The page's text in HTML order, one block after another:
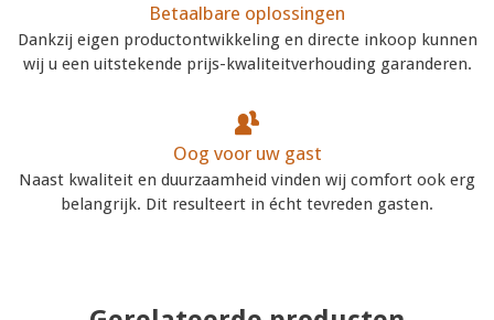
Betaalbare oplossingen
Dankzij eigen productontwikkeling en directe inkoop kunnen
wij u een uitstekende prijs-kwaliteitverhouding garanderen.
Oog voor uw gast
Naast kwaliteit en duurzaamheid vinden wij comfort ook erg
belangrijk. Dit resulteert in écht tevreden gasten.